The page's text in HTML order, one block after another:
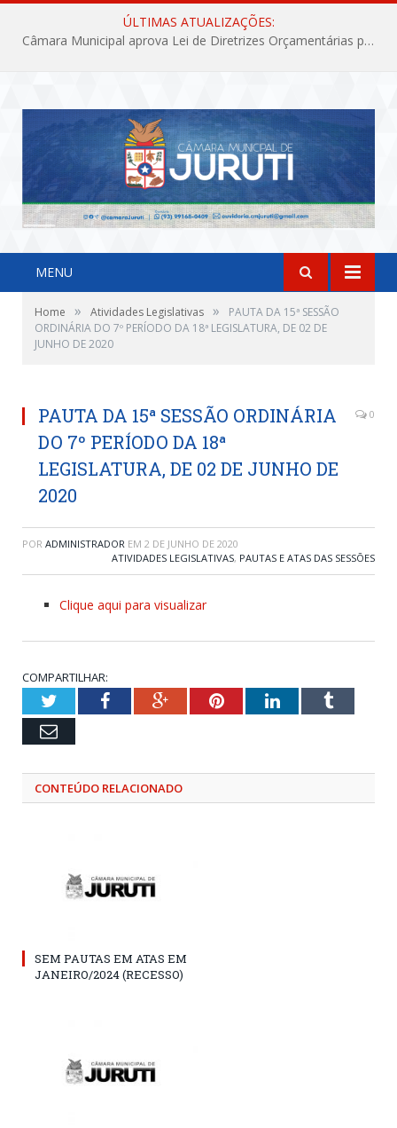
ÚLTIMAS ATUALIZAÇÕES:
Câmara Municipal aprova Lei de Diretrizes Orçamentárias para o exercício financeiro de 2027
MENU
Home » Atividades Legislativas »
PAUTA DA 15ª SESSÃO
ORDINÁRIA DO 7º PERÍODO DA 18ª LEGISLATURA, DE 02 DE
JUNHO DE 2020
PAUTA DA 15ª SESSÃO ORDINÁRIA
DO 7º PERÍODO DA 18ª
LEGISLATURA, DE 02 DE JUNHO DE
2020
0
POR ADMINISTRADOR EM 2 DE JUNHO DE 2020
ATIVIDADES LEGISLATIVAS, PAUTAS E ATAS DAS SESSÕES
Clique aqui para visualizar
COMPARTILHAR:
TwitterFacebookGoogle+PinterestLinkedInTumblr
Email
CONTEÚDO RELACIONADO
SEM PAUTAS EM ATAS EM
JANEIRO/2024 (RECESSO)